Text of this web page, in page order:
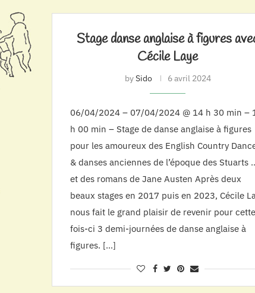
Stage danse anglaise à figures
Cécile Laye
bySido 6 avril 2024
06/04/2024 – 07/04/2024 @ 14 h 30 min –
h 00 min – Stage de danse anglaise à figures
pour les amoureux des English Country
& danses anciennes de l’époque des Stuarts
et des romans de Jane Austen Après deux
beaux stages en 2017 puis en 2023, Cécile
nous fait le grand plaisir de revenir pour cette
fois-ci 3 demi-journées de danse anglaise à
figures. […]